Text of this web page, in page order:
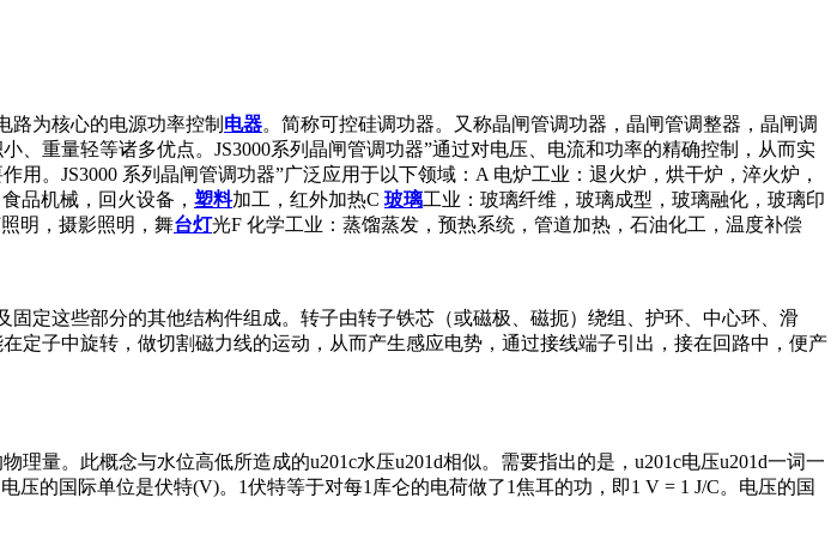
路为核心的电源功率控制 电器。简称可控硅调功器。又称晶闸管调功器，晶闸管调整器，晶闸调
、重量轻等诸多优点。JS3000系列晶闸管调功器”通过对电压、电流和功率的精确控制，从而实
。JS3000 系列晶闸管调功器”广泛应用于以下领域：A 电炉工业：退火炉，烘干炉，淬火炉，
品机械，回火设备， 塑料加工，红外加热C 玻璃工业：玻璃纤维，玻璃成型，玻璃融化，玻璃印
明，摄影照明，舞台灯光F 化学工业：蒸馏蒸发，预热系统，管道加热，石油化工，温度补偿
定这些部分的其他结构件组成。转子由转子铁芯（或磁极、磁扼）绕组、护环、中心环、滑
定子中旋转，做切割磁力线的运动，从而产生感应电势，通过接线端子引出，接在回路中，便产
量。此概念与水位高低所造成的u201c水压u201d相似。需要指出的是，u201c电压u201d一词一
压的国际单位是伏特(V)。1伏特等于对每1库仑的电荷做了1焦耳的功，即1 V = 1 J/C。电压的国